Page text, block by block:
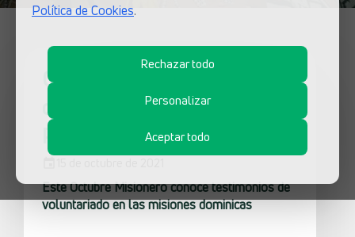
Política de Cookies.
Rechazar todo
Personalizar
Aceptar todo
Cuenta lo que has visto y
oído: Carmen en Koribeni,
Este Octubre Misionero conoce testimonios de
voluntariado en las misiones dominicas